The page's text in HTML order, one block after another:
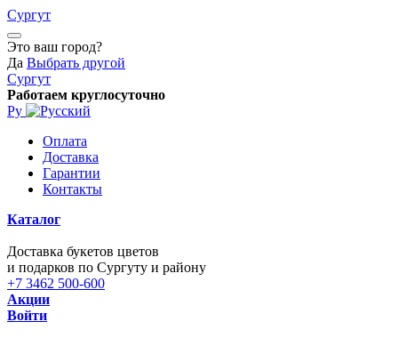
Сургут
Это ваш город?
Да Выбрать другой
Сургут
Работаем круглосуточно
Ру
Оплата
Доставка
Гарантии
Контакты
Каталог
Доставка букетов цветов
и подарков по Сургуту и району
+7 3462 500-600
Акции
Войти